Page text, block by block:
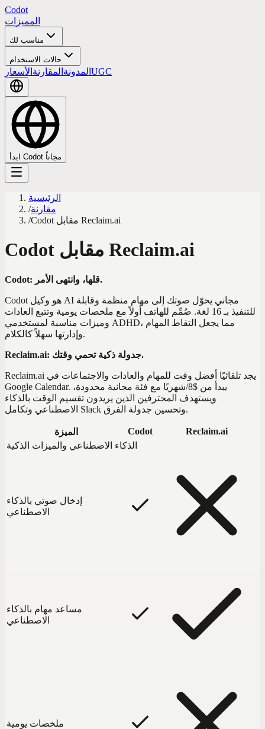
Codot
المميزات
مناسب لك
حالات الاستخدام
المدونة المقارنة الأسعار UGC
ابدأ Codot مجاناً
الرئيسية
/مقارنة
/
Codot مقابل Reclaim.ai
Codot مقابل Reclaim.ai
Codot: قلها، وانتهى الأمر.
Codot هو وكيل AI مجاني يحوّل صوتك إلى مهام منظمة وقابلة
للتنفيذ بـ 16 لغة. صُمِّم للهاتف أولاً مع ملخصات يومية وتتبع العادات
وميزات مناسبة لمستخدمي ADHD، مما يجعل التقاط المهام
وإدارتها سهلاً كالكلام.
Reclaim.ai: جدولة ذكية تحمي وقتك.
Reclaim.ai يجد تلقائيًا أفضل وقت للمهام والعادات والاجتماعات في
Google Calendar. يبدأ من $8/شهريًا مع فئة مجانية محدودة،
ويستهدف المحترفين الذين يريدون تقسيم الوقت بالذكاء
الاصطناعي وتكامل Slack وتحسين جدولة الفرق.
الميزة Codot
Reclaim.ai
الذكاء الاصطناعي والميزات الذكية
إدخال صوتي بالذكاء
الاصطناعي
مساعد مهام بالذكاء
الاصطناعي
ملخصات يومية